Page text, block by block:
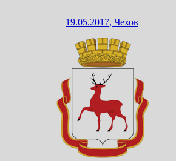
19.05.2017, Чехов